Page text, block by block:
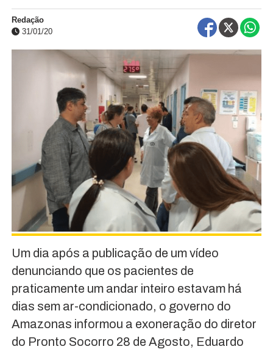
Redação
31/01/20
Um dia após a publicação de um vídeo
denunciando que os pacientes de
praticamente um andar inteiro estavam há
dias sem ar-condicionado, o governo do
Amazonas informou a exoneração do diretor
do Pronto Socorro 28 de Agosto, Eduardo